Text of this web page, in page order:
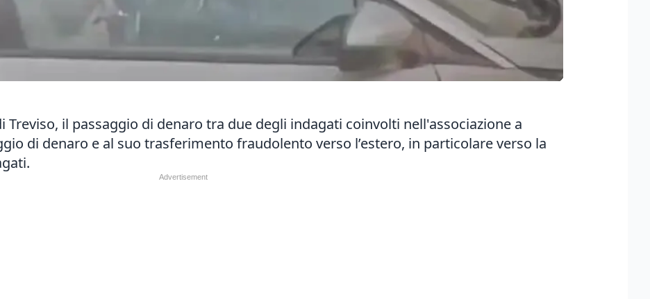
Treviso, il passaggio di denaro tra due degli indagati coinvolti nell'associazione a
di denaro e al suo trasferimento fraudolento verso l’estero, in particolare verso la